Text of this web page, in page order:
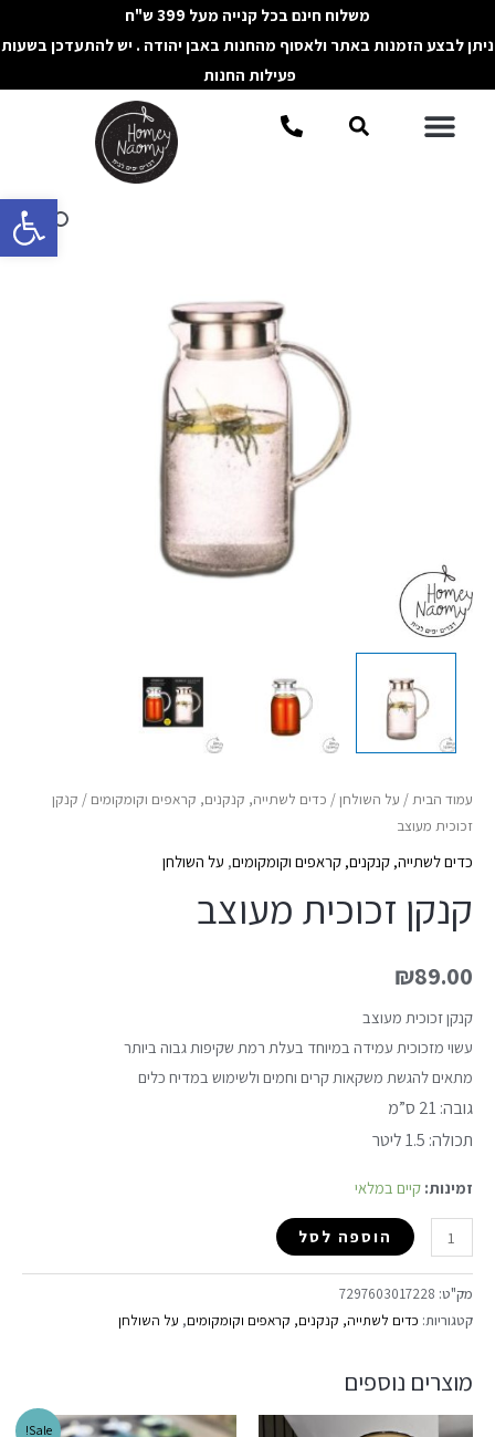
פתח
לתוכן
משלוח חינם בכל קנייה מעל 399 ש"ח
ניתן לבצע הזמנות באתר ולאסוף מהחנות באבן יהודה . יש להתעדכן בשעות
פעילות החנות
תפריטחיפוש
עמוד הבית/ על השולחן/ כדים לשתייה, קנקנים, קראפים וקומקומים / קנקן
זכוכית מעוצב
כדים לשתייה, קנקנים, קראפים וקומקומים, על השולחן
קנקן זכוכית מעוצב
₪89.00
קנקן זכוכית מעוצב
עשוי מזכוכית עמידה במיוחד בעלת רמת שקיפות גבוה ביותר
מתאים להגשת משקאות קרים וחמים ולשימוש במדיח כלים
גובה: 21 ס”מ
תכולה: 1.5 ליטר
זמינות: קיים במלאי
הוספה לסל
מק"ט: 7297603017228
קטגוריות: כדים לשתייה, קנקנים, קראפים וקומקומים, על השולחן
מוצרים נוספים
Sale!